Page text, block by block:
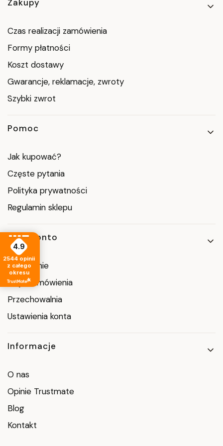
Linki w stopce
Zakupy
Czas realizacji zamówienia
Formy płatności
Koszt dostawy
Gwarancje, reklamacje, zwroty
Szybki zwrot
Pomoc
Jak kupować?
Częste pytania
Polityka prywatności
Regulamin sklepu
Moje konto
Logowanie
Moje zamówienia
Przechowalnia
Ustawienia konta
Informacje
O nas
Opinie Trustmate
Blog
Kontakt
4.9
2544 opinii
z całego
okresu